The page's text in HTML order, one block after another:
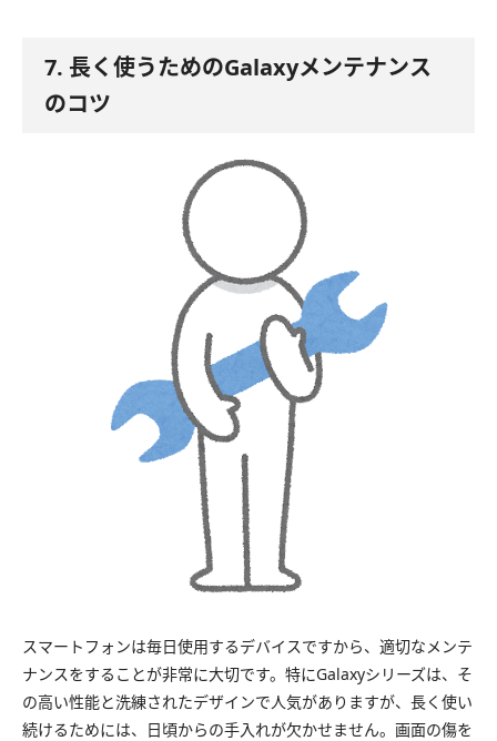
7. 長く使うためのGalaxyメンテナンス
のコツ
スマートフォンは毎日使用するデバイスですから、適切なメンテ
ナンスをすることが非常に大切です。特にGalaxyシリーズは、そ
の高い性能と洗練されたデザインで人気がありますが、長く使い
続けるためには、日頃からの手入れが欠かせません。画面の傷を